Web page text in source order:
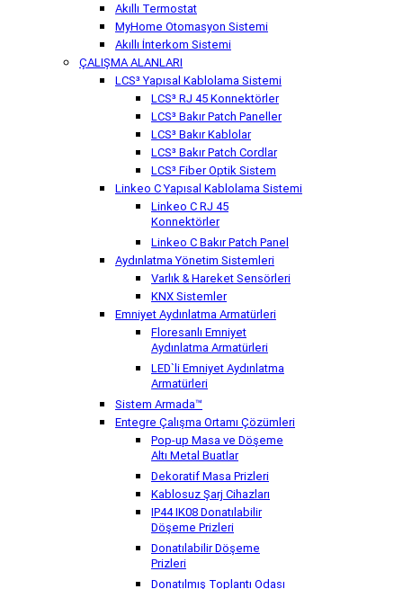
Akıllı Termostat
MyHome Otomasyon Sistemi
Akıllı İnterkom Sistemi
ÇALIŞMA ALANLARI
LCS³ Yapısal Kablolama Sistemi
LCS³ RJ 45 Konnektörler
LCS³ Bakır Patch Paneller
LCS³ Bakır Kablolar
LCS³ Bakır Patch Cordlar
LCS³ Fiber Optik Sistem
Linkeo C Yapısal Kablolama Sistemi
Linkeo C RJ 45
Konnektörler
Linkeo C Bakır Patch Panel
Aydınlatma Yönetim Sistemleri
Varlık & Hareket Sensörleri
KNX Sistemler
Emniyet Aydınlatma Armatürleri
Floresanlı Emniyet
Aydınlatma Armatürleri
LED`li Emniyet Aydınlatma
Armatürleri
Sistem Armada™
Entegre Çalışma Ortamı Çözümleri
Pop-up Masa ve Döşeme
Altı Metal Buatlar
Dekoratif Masa Prizleri
Kablosuz Şarj Cihazları
IP44 IK08 Donatılabilir
Döşeme Prizleri
Donatılabilir Döşeme
Prizleri
Donatılmış Toplantı Odası